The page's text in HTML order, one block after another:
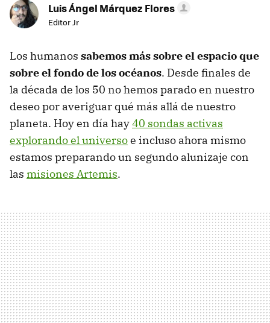
Luis Ángel Márquez Flores
Editor Jr
Los humanos sabemos más sobre el espacio que
sobre el fondo de los océanos. Desde finales de
la década de los 50 no hemos parado en nuestro
deseo por averiguar qué más allá de nuestro
planeta. Hoy en día hay40 sondas activas
explorando el universoe incluso ahora mismo
estamos preparando un segundo alunizaje con
las misiones Artemis.